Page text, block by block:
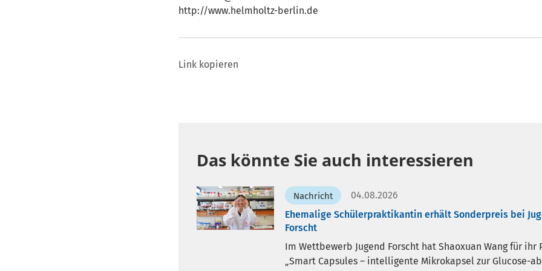
http://www.helmholtz-berlin.de
Link kopieren
Das könnte Sie auch interessieren
Nachricht
04.08.2026
Ehemalige Schülerpraktikantin erhält Sonderpreis bei
Forscht
Im Wettbewerb Jugend Forscht hat Shaoxuan Wang für ihr
Smart Capsules – intelligente Mikrokapsel zur Glucose-